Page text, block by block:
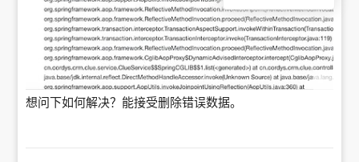
想问下如何解决？能接受删除错误数据。